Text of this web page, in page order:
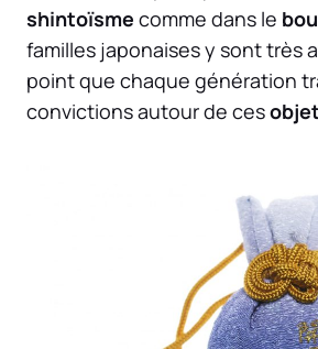
shintoïsme comme dans le
familles japonaises y sont très
point que chaque génération
convictions autour de ces